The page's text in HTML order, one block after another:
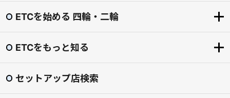
「賢い料金」社会実験（道の駅の一時退出・再進入）
圏央道割引
東海環状自動車道割引
渋滞回避支援 ダイナミックルートガイダンス
ETCを便利に使う
ETC専用料金所
スマートIC
ETCを始める 四輪・二輪
ETCを始める 四輪・二輪
ETCをもっと知る
ETCをもっと知る
セットアップ店検索